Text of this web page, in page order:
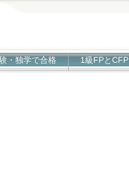
・独学で合格 1級FPとCFP